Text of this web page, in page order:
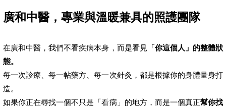
廣和中醫，專業與溫暖兼具的照護團隊
在廣和中醫，我們不看疾病本身，而是看見 「你這個人」的整體狀
態。
每一次診療、每一帖藥方、每一次針灸，都是根據你的身體量身打
造。
如果你正在尋找一個不只是「看病」的地方，而是一個真正幫你找